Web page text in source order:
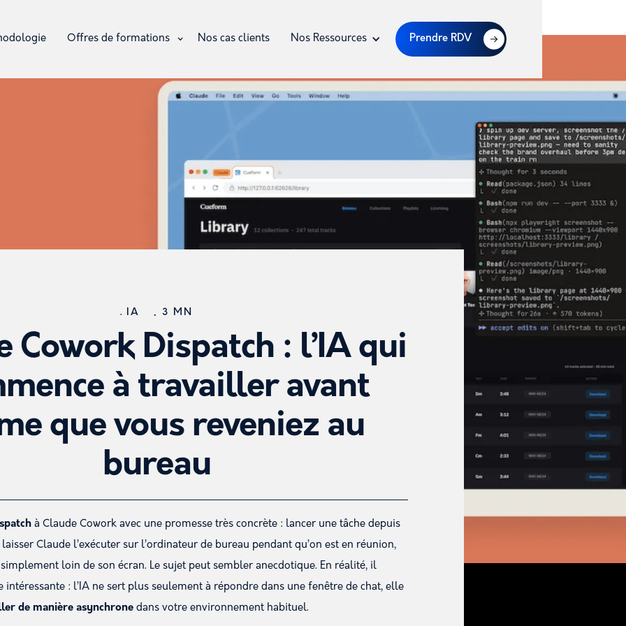
Offres de formations Nos cas clients Nos Ressources Prendre RDV
. IA . 3 MN
Cowork Dispatch : l’IA qui
à travailler avant
que vous reveniez au
bureau
à Claude Cowork avec une promesse très concrète : lancer une tâche depuis
Claude l’exécuter sur l’ordinateur de bureau pendant qu’on est en réunion,
loin de son écran. Le sujet peut sembler anecdotique. En réalité, il
intéressante : l’IA ne sert plus seulement à répondre dans une fenêtre de chat, elle
de manière asynchrone dans votre environnement habituel.